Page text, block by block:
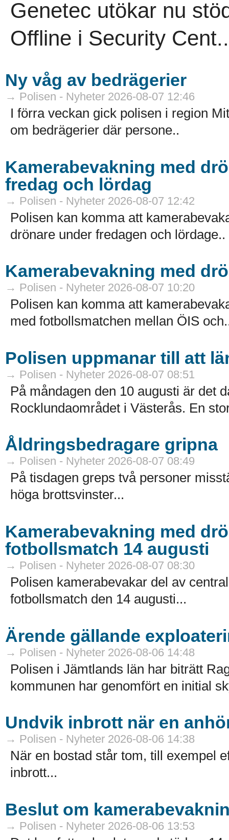
Genetec utökar nu
Offline i Security Cent..
Ny våg av bedrägerier
→ Polisen - Nyheter 2026-08-07 12:46
I förra veckan gick polisen i region
om bedrägerier där persone..
Kamerabevakning med
fredag och lördag
→ Polisen - Nyheter 2026-08-07 12:42
Polisen kan komma att
drönare under fredagen och lördage..
Kamerabevakning med
→ Polisen - Nyheter 2026-08-07 10:20
Polisen kan komma att
med fotbollsmatchen mellan ÖIS
Polisen uppmanar till att
→ Polisen - Nyheter 2026-08-07 08:51
På måndagen den 10 augusti är det
Rocklundaområdet i Västerås. En
Åldringsbedragare gripna
→ Polisen - Nyheter 2026-08-07 08:49
På tisdagen greps två personer
höga brottsvinster...
Kamerabevakning med
fotbollsmatch 14 augusti
→ Polisen - Nyheter 2026-08-07 08:30
Polisen kamerabevakar del av
fotbollsmatch den 14 augusti...
Ärende gällande
→ Polisen - Nyheter 2026-08-06 14:48
Polisen i Jämtlands län har biträtt
kommunen har genomfört en initial
Undvik inbrott när en
→ Polisen - Nyheter 2026-08-06 14:38
När en bostad står tom, till exempel
inbrott...
Beslut om
→ Polisen - Nyheter 2026-08-06 13:53